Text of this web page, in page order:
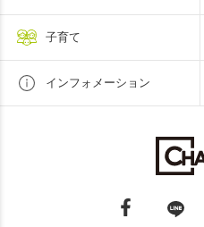
子育て
インフォメーション